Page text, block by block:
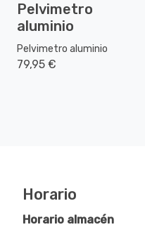
Pelvimetro
aluminio
Pelvimetro aluminio
79,95 €
Horario
Horario almacén